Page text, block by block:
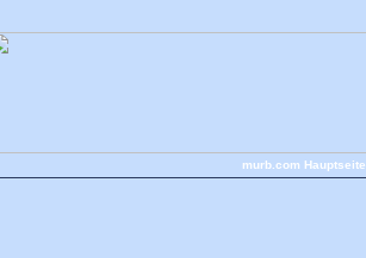
murb.com Hauptseite